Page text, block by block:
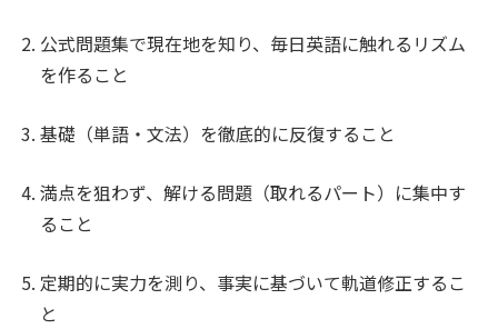
公式問題集で現在地を知り、毎日英語に触れるリズム
を作ること
基礎（単語・文法）を徹底的に反復すること
満点を狙わず、解ける問題（取れるパート）に集中す
ること
定期的に実力を測り、事実に基づいて軌道修正するこ
と